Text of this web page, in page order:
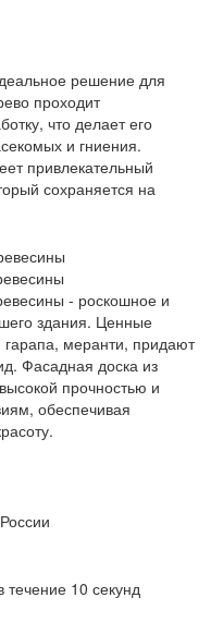
решение для
проходит
что делает его
и гниения.
привлекательный
сохраняется на
- роскошное и
здания. Ценные
меранти, придают
Фасадная доска из
прочностью и
обеспечивая
10 секунд